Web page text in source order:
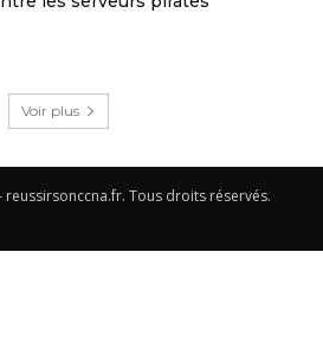
Voir plus
Tous droits réservés.